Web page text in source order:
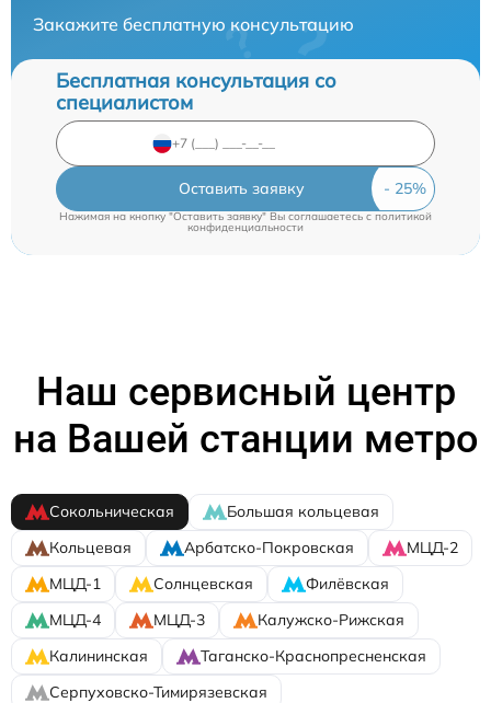
Закажите бесплатную консультацию
Бесплатная консультация со
специалистом
Оставить заявку
Нажимая на кнопку "Оставить заявку" Вы соглашаетесь cполитикой
конфиденциальности
Наш сервисный центр
на Вашей станции метро
Сокольническая
Большая кольцевая
Кольцевая
Арбатско-Покровская
МЦД-2
МЦД-1
Солнцевская
Филёвская
МЦД-4
МЦД-3
Калужско-Рижская
Калининская
Таганско-Краснопресненская
Серпуховско-Тимирязевская